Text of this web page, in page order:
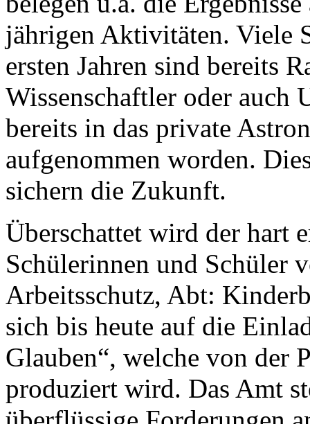
jährigen Aktivitäten. Viele
ersten Jahren sind bereits
Wissenschaftler oder auch
bereits in das private
aufgenommen worden.
sichern die Zukunft.
Überschattet wird der hart
Schülerinnen und Schüler
Arbeitsschutz, Abt:
sich bis heute auf die
Glauben“, welche von der
produziert wird. Das Amt